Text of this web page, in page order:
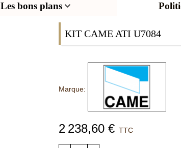
Les bons plans
KIT CAME ATI U7084
Marque:
2 238,60 € TTC